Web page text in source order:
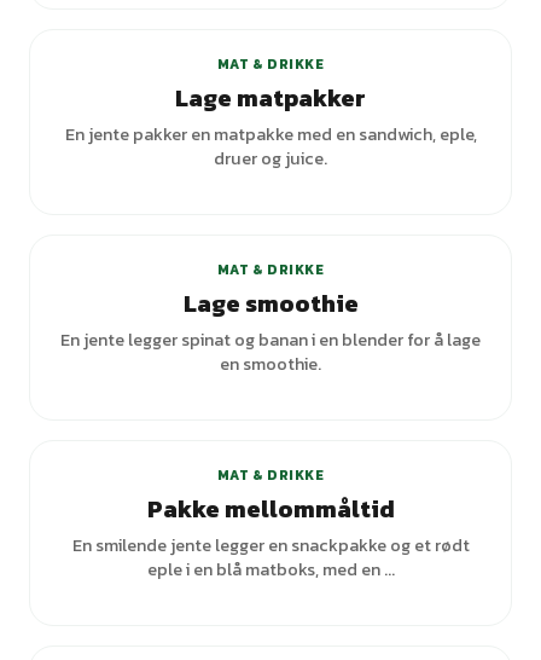
MAT & DRIKKE
Lage matpakker
En jente pakker en matpakke med en sandwich, eple,
druer og juice.
MAT & DRIKKE
Lage smoothie
En jente legger spinat og banan i en blender for å lage
en smoothie.
MAT & DRIKKE
Pakke mellommåltid
En smilende jente legger en snackpakke og et rødt
eple i en blå matboks, med en ...